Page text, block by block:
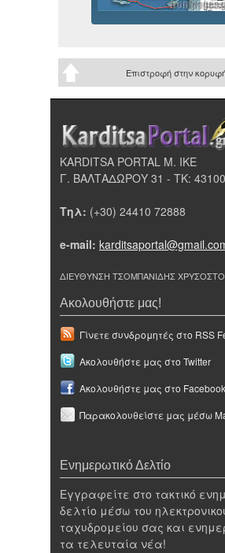
Επιστροφή στην
KARDITSA PORTAL Μ. ΙΚΕ
Γ. ΒΑΛΤΑΔΩΡΟΥ 31 - ΤΚ:
Τηλ: (+30) 24410 72888
e-mail:
ΔΙΕΥΘΥΝΣΗ ΤΣΟΜΠΑΝΙΔΗΣ
Ακολουθήστε μας!
Γίνετε συνδρομητές στο RSS
Ακολουθήστε μας στο Twitter
Ακολουθήστε μας στο Facebook
Παρακολουθείστε μας μέσω
Ενημερωτικό Δελτίο
Εγγραφείτε στο τακτικό
δελτίο μέσω του
ταχυδρομείου σας και
τα τελευταία νέα!